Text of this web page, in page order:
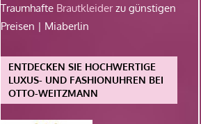
Traumhafte Brautkleiderzu günstigen
Preisen | Miaberlin
ENTDECKEN SIE HOCHWERTIGE
LUXUS- UND FASHIONUHREN BEI
OTTO-WEITZMANN